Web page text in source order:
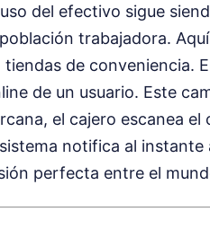
del efectivo sigue
trabajadora.
tiendas de conveniencia.
de un usuario. Este
el cajero escanea
notifica al instante
perfecta entre el